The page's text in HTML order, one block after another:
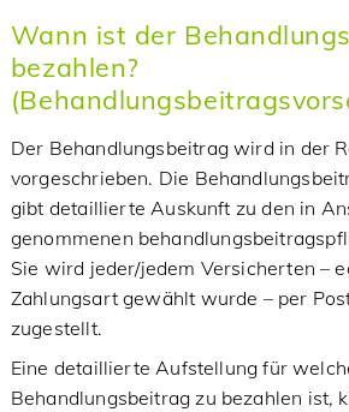
Wann ist der
bezahlen?
Der Behandlungsbeitrag wird in der
vorgeschrieben. Die
gibt detaillierte Auskunft zu den in
genommenen
Sie wird jeder/jedem Versicherten –
Zahlungsart gewählt wurde – per
zugestellt.
Eine detaillierte Aufstellung für
Behandlungsbeitrag zu bezahlen ist,